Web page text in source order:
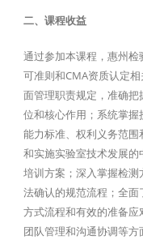
二、课程收益
通过参加本课程，惠州检
可准则和CMA资质认定
面管理职责规定，准确
位和核心作用；系统掌
能力标准、权利义务范
和实施实验室技术发展
培训方案；深入掌握检
法确认的规范流程；全
方式流程和有效的准备应
团队管理和沟通协调等